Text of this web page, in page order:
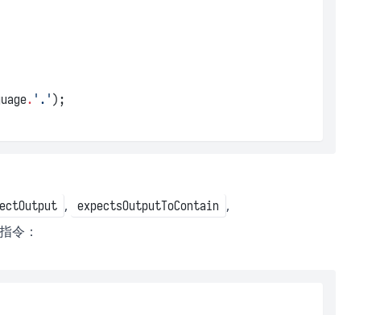
. '.' );
, expectsOutputToContain ,
令：